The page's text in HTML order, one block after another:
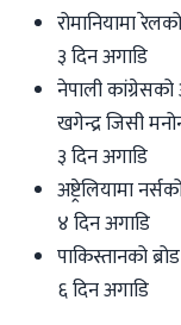
रोमानियामा
३ दिन अगाडि
नेपाली
खगेन्द्र जिसी
३ दिन अगाडि
अष्ट्रेलियामा
४ दिन अगाडि
पाकिस्तानको
६ दिन अगाडि